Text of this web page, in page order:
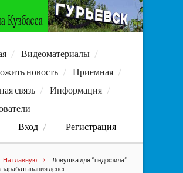
Видеоматериалы
новость
Приемная
связь
Информация
Вход
Регистрация
На главную
Ловушка для “педофила”
денег